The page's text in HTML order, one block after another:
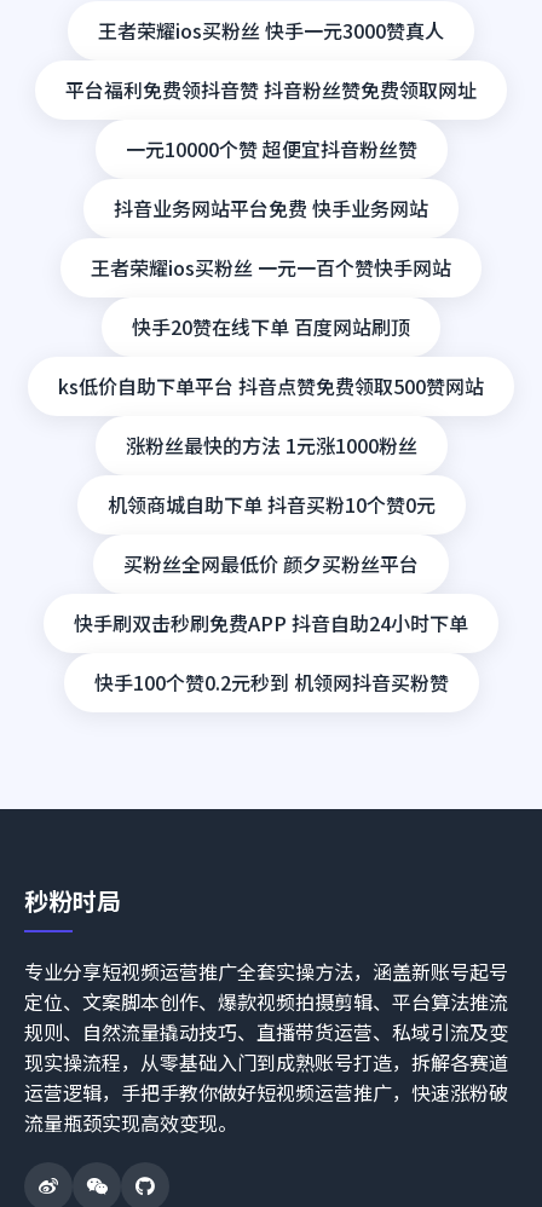
王者荣耀ios买粉丝 快手一元3000赞真人
平台福利免费领抖音赞 抖音粉丝赞免费领取网址
一元10000个赞 超便宜抖音粉丝赞
抖音业务网站平台免费 快手业务网站
王者荣耀ios买粉丝 一元一百个赞快手网站
快手20赞在线下单 百度网站刷顶
ks低价自助下单平台 抖音点赞免费领取500赞网站
涨粉丝最快的方法 1元涨1000粉丝
机领商城自助下单 抖音买粉10个赞0元
买粉丝全网最低价 颜夕买粉丝平台
快手刷双击秒刷免费APP 抖音自助24小时下单
快手100个赞0.2元秒到 机领网抖音买粉赞
秒粉时局
专业分享短视频运营推广全套实操方法，涵盖新账号起号
定位、文案脚本创作、爆款视频拍摄剪辑、平台算法推流
规则、自然流量撬动技巧、直播带货运营、私域引流及变
现实操流程，从零基础入门到成熟账号打造，拆解各赛道
运营逻辑，手把手教你做好短视频运营推广，快速涨粉破
流量瓶颈实现高效变现。